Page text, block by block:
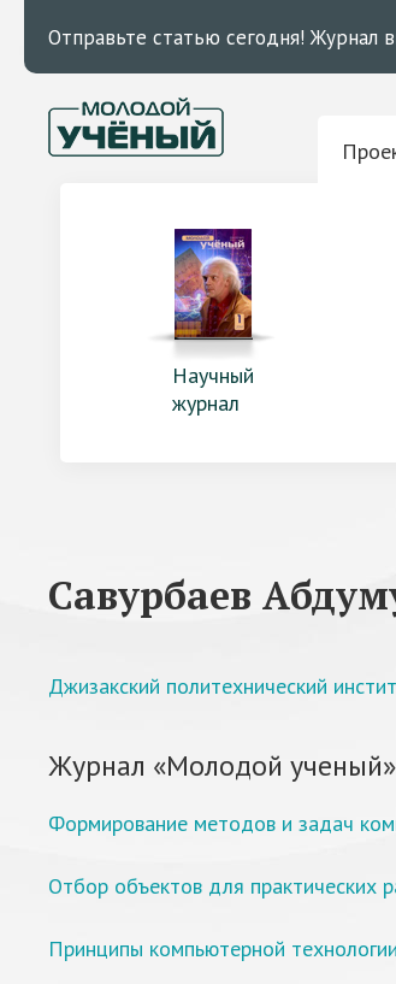
Отправьте статью сегодня! Журнал
Научный
журнал
Савурбаев
Джизакский политехнический
Журнал «Молодой
Формирование методов и задач
Отбор объектов для практических
Принципы компьютерной